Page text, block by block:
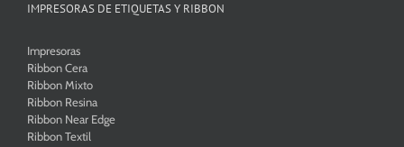
IMPRESORAS DE ETIQUETAS Y RIBBON
Impresoras
Ribbon Cera
Ribbon Mixto
Ribbon Resina
Ribbon Near Edge
Ribbon Textil